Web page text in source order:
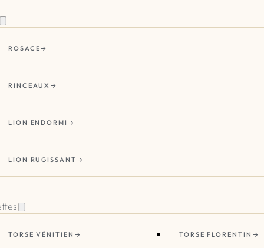
ROSACE
RINCEAUX
LION ENDORMI
LION RUGISSANT
TORSE VÉNITIEN TORSE FLORENTIN